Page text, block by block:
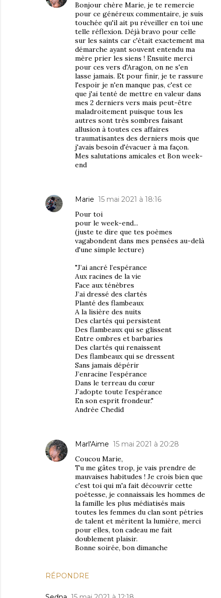
RÉPONDRE
Bonjour chère Marie, je te remercie
pour ce généreux commentaire, je suis
touchée qu'il ait pu réveiller en toi une
telle réflexion. Déjà bravo pour celle
sur les saints car c'était exactement ma
démarche ayant souvent entendu ma
mère prier les siens ! Ensuite merci
pour ces vers d'Aragon, on ne s'en
lasse jamais. Et pour finir, je te rassure
l'espoir je n'en manque pas, c'est ce
que j'ai tenté de mettre en valeur dans
mes 2 derniers vers mais peut-être
maladroitement puisque tous les
autres sont très sombres faisant
allusion à toutes ces affaires
traumatisantes des derniers mois que
j'avais besoin d'évacuer à ma façon.
Mes salutations amicales et Bon week-
end
Marie 15 mai 2021 à 18:16
Pour toi
pour le week-end...
(juste te dire que tes poèmes
vagabondent dans mes pensées au-delà
d'une simple lecture)
"J’ai ancré l’espérance
Aux racines de la vie
Face aux ténèbres
J’ai dressé des clartés
Planté des flambeaux
A la lisière des nuits
Des clartés qui persistent
Des flambeaux qui se glissent
Entre ombres et barbaries
Des clartés qui renaissent
Des flambeaux qui se dressent
Sans jamais dépérir
J’enracine l’espérance
Dans le terreau du cœur
J’adopte toute l’espérance
En son esprit frondeur."
Andrée Chedid
Marl'Aime 15 mai 2021 à 20:28
Coucou Marie,
Tu me gâtes trop, je vais prendre de
mauvaises habitudes ! Je crois bien que
c'est toi qui m'a fait découvrir cette
poétesse, je connaissais les hommes de
la famille les plus médiatisés mais
toutes les femmes du clan sont pétries
de talent et méritent la lumière, merci
pour elles, ton cadeau me fait
doublement plaisir.
Bonne soirée, bon dimanche